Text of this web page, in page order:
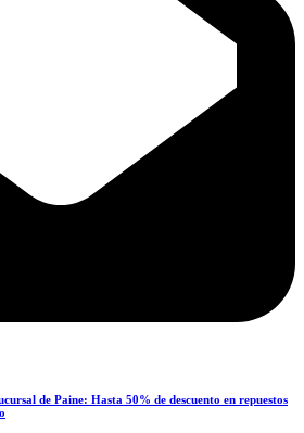
de Paine: Hasta 50% de descuento en repuestos